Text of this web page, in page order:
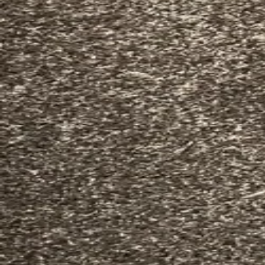
Alla kategorier Sök
Ny annons Logga in
Annonsen har tagits bort
Clearsonic absorber
Studio & Scenutrustning
Till startsidan
Sök annonser
Om oss
Support
Villkor